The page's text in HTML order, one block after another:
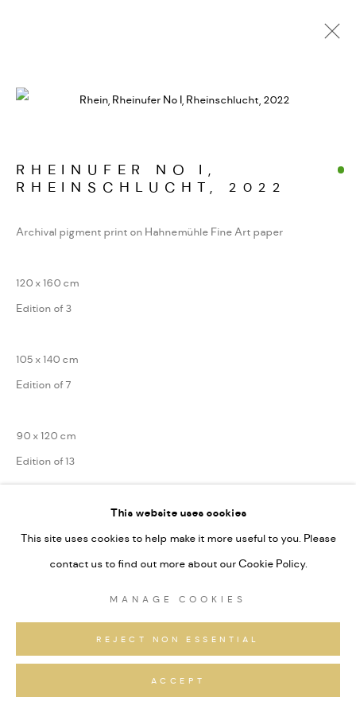
FOTOGRAFIEN. JENSEITS
KONZENTRIERTER WAHRNEHMUNG
MANAGE COOKIES
SITE BY ARTLOGIC
This website uses cookies
This site uses cookies to help make it more useful to you. Please
contact us to find out more about our Cookie Policy.
MANAGE COOKIES
REJECT NON ESSENTIAL
ACCEPT
RHEINUFER NO I,
RHEINSCHLUCHT, 2022
Archival pigment print on Hahnemühle Fine Art paper
120 x 160 cm
Edition of 3
105 x 140 cm
Edition of 7
90 x 120 cm
Edition of 13
Edition of 31
Alpine Fragmente
ANFRAGEN